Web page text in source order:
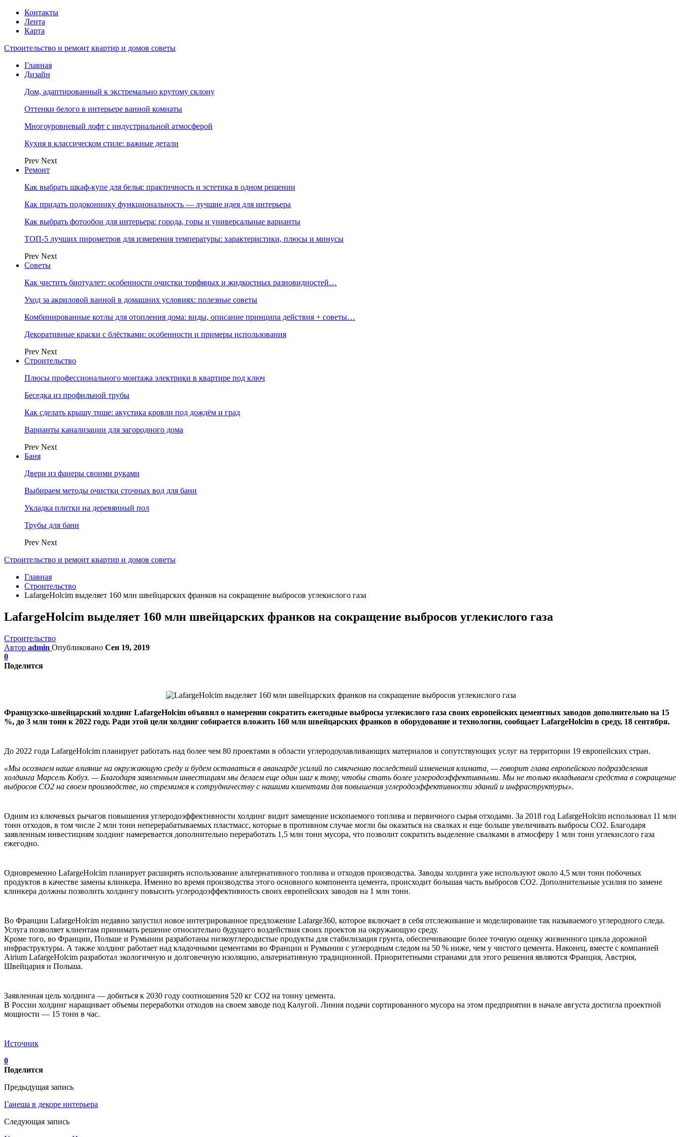
Контакты
Лента
Карта
Строительство и ремонт квартир и домов советы
Главная
Дизайн
Дом, адаптированный к экстремально крутому склону
Оттенки белого в интерьере ванной комнаты
Многоуровневый лофт с индустриальной атмосферой
Кухня в классическом стиле: важные детали
Prev Next
Ремонт
Как выбрать шкаф-купе для белья: практичность и эстетика в одном решении
Как придать подоконнику функциональность — лучшие идея для интерьера
Как выбрать фотообои для интерьера: города, горы и универсальные варианты
ТОП-5 лучших пирометров для измерения температуры: характеристики, плюсы и минусы
Prev Next
Советы
Как чистить биотуалет: особенности очистки торфяных и жидкостных разновидностей…
Уход за акриловой ванной в домашних условиях: полезные советы
Комбинированные котлы для отопления дома: виды, описание принципа действия + советы…
Декоративные краски с блёстками: особенности и примеры использования
Prev Next
Строительство
Плюсы профессионального монтажа электрики в квартире под ключ
Беседка из профильной трубы
Как сделать крышу тише: акустика кровли под дождём и град
Варианты канализации для загородного дома
Prev Next
Баня
Двери из фанеры своими руками
Выбираем методы очистки сточных вод для бани
Укладка плитки на деревянный пол
Трубы для бани
Prev Next
Строительство и ремонт квартир и домов советы
Главная
Строительство
LafargeHolcim выделяет 160 млн швейцарских франков на сокращение выбросов углекислого газа
LafargeHolcim выделяет 160 млн швейцарских франков на сокращение выбросов углекислого газа
Строительство
Автор admin Опубликовано Сен 19, 2019
0
Поделится
Французско-швейцарский холдинг LafargeHolcim объявил о намерении сократить ежегодные выбросы углекислого газа своих европейских цементных заводов дополнительно на 15
%, до 3 млн тонн к 2022 году. Ради этой цели холдинг собирается вложить 160 млн швейцарских франков в оборудование и технологии, сообщает LafargeHolcim в среду, 18 сентября.
До 2022 года LafargeHolcim планирует работать над более чем 80 проектами в области углеродоулавливающих материалов и сопутствующих услуг на территории 19 европейских стран.
«Мы осознаем наше влияние на окружающую среду и будем оставаться в авангарде усилий по смягчению последствий изменения климата, — говорит глава европейского подразделения
холдинга Марсель Кобуз. — Благодаря заявленным инвестициям мы делаем еще один шаг к тому, чтобы стать более углеродоэффективными. Мы не только вкладываем средства в сокращение
выбросов CO2 на своем производстве, но стремимся к сотрудничеству с нашими клиентами для повышения углеродоэффективности зданий и инфраструктуры».
Одним из ключевых рычагов повышения углеродоэффективности холдинг видит замещение ископаемого топлива и первичного сырья отходами. За 2018 год LafargeHolcim использовал 11 млн
тонн отходов, в том числе 2 млн тонн неперерабатываемых пластмасс, которые в противном случае могли бы оказаться на свалках и еще больше увеличивать выбросы CO2. Благодаря
заявленным инвестициям холдинг намеревается дополнительно переработать 1,5 млн тонн мусора, что позволит сократить выделение свалками в атмосферу 1 млн тонн углекислого газа
ежегодно.
Одновременно LafargeHolcim планирует расширять использование альтернативного топлива и отходов производства. Заводы холдинга уже используют около 4,5 млн тонн побочных
продуктов в качестве замены клинкера. Именно во время производства этого основного компонента цемента, происходит большая часть выбросов CO2. Дополнительные усилия по замене
клинкера должны позволить холдингу повысить углеродоэффективность своих европейских заводов на 1 млн тонн.
Во Франции LafargeHolcim недавно запустил новое интегрированное предложение Lafarge360, которое включает в себя отслеживание и моделирование так называемого углеродного следа.
Услуга позволяет клиентам принимать решение относительно будущего воздействия своих проектов на окружающую среду.
Кроме того, во Франции, Польше и Румынии разработаны низкоуглеродистые продукты для стабилизация грунта, обеспечивающие более точную оценку жизненного цикла дорожной
инфраструктуры. А также холдинг работает над кладочными цементами во Франции и Румынии с углеродным следом на 50 % ниже, чем у чистого цемента. Наконец, вместе с компанией
Airium LafargeHolcim разработал экологичную и долговечную изоляцию, альтернативную традиционной. Приоритетными странами для этого решения являются Франция, Австрия,
Швейцария и Польша.
Заявленная цель холдинга — добиться к 2030 году соотношения 520 кг CO2 на тонну цемента.
В России холдинг наращивает объемы переработки отходов на своем заводе под Калугой. Линия подачи сортированного мусора на этом предприятии в начале августа достигла проектной
мощности — 15 тонн в час.
Источник
0
Поделится
Предыдущая запись
Ганеша в декоре интерьера
Следующая запись